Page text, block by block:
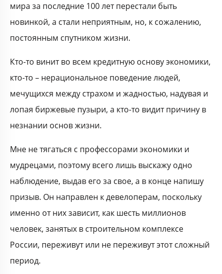
мира за последние 100 лет перестали быть
новинкой, а стали неприятным, но, к сожалению,
постоянным спутником жизни.
Кто-то винит во всем кредитную основу экономики,
кто-то – нерациональное поведение людей,
мечущихся между страхом и жадностью, надувая и
лопая биржевые пузыри, а кто-то видит причину в
незнании основ жизни.
Мне не тягаться с профессорами экономики и
мудрецами, поэтому всего лишь выскажу одно
наблюдение, выдав его за свое, а в конце напишу
призыв. Он направлен к девелоперам, поскольку
именно от них зависит, как шесть миллионов
человек, занятых в строительном комплексе
России, переживут или не переживут этот сложный
период.